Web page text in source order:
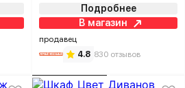
Подробнее
В магазин
продавец
4.8 830 отзывов